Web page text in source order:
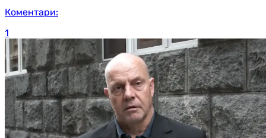
Коментари:
1